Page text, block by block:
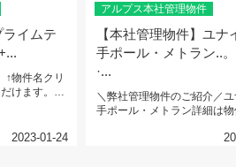
ライムテ
↑物件名クリ
けます。小
2023-01-24
アルプス本社管理物件
【本社管理物件】ユナ
手ポール・メトラン..
·...
＼弊社管理物件のご紹介／
手ポール・メトラン詳細は物